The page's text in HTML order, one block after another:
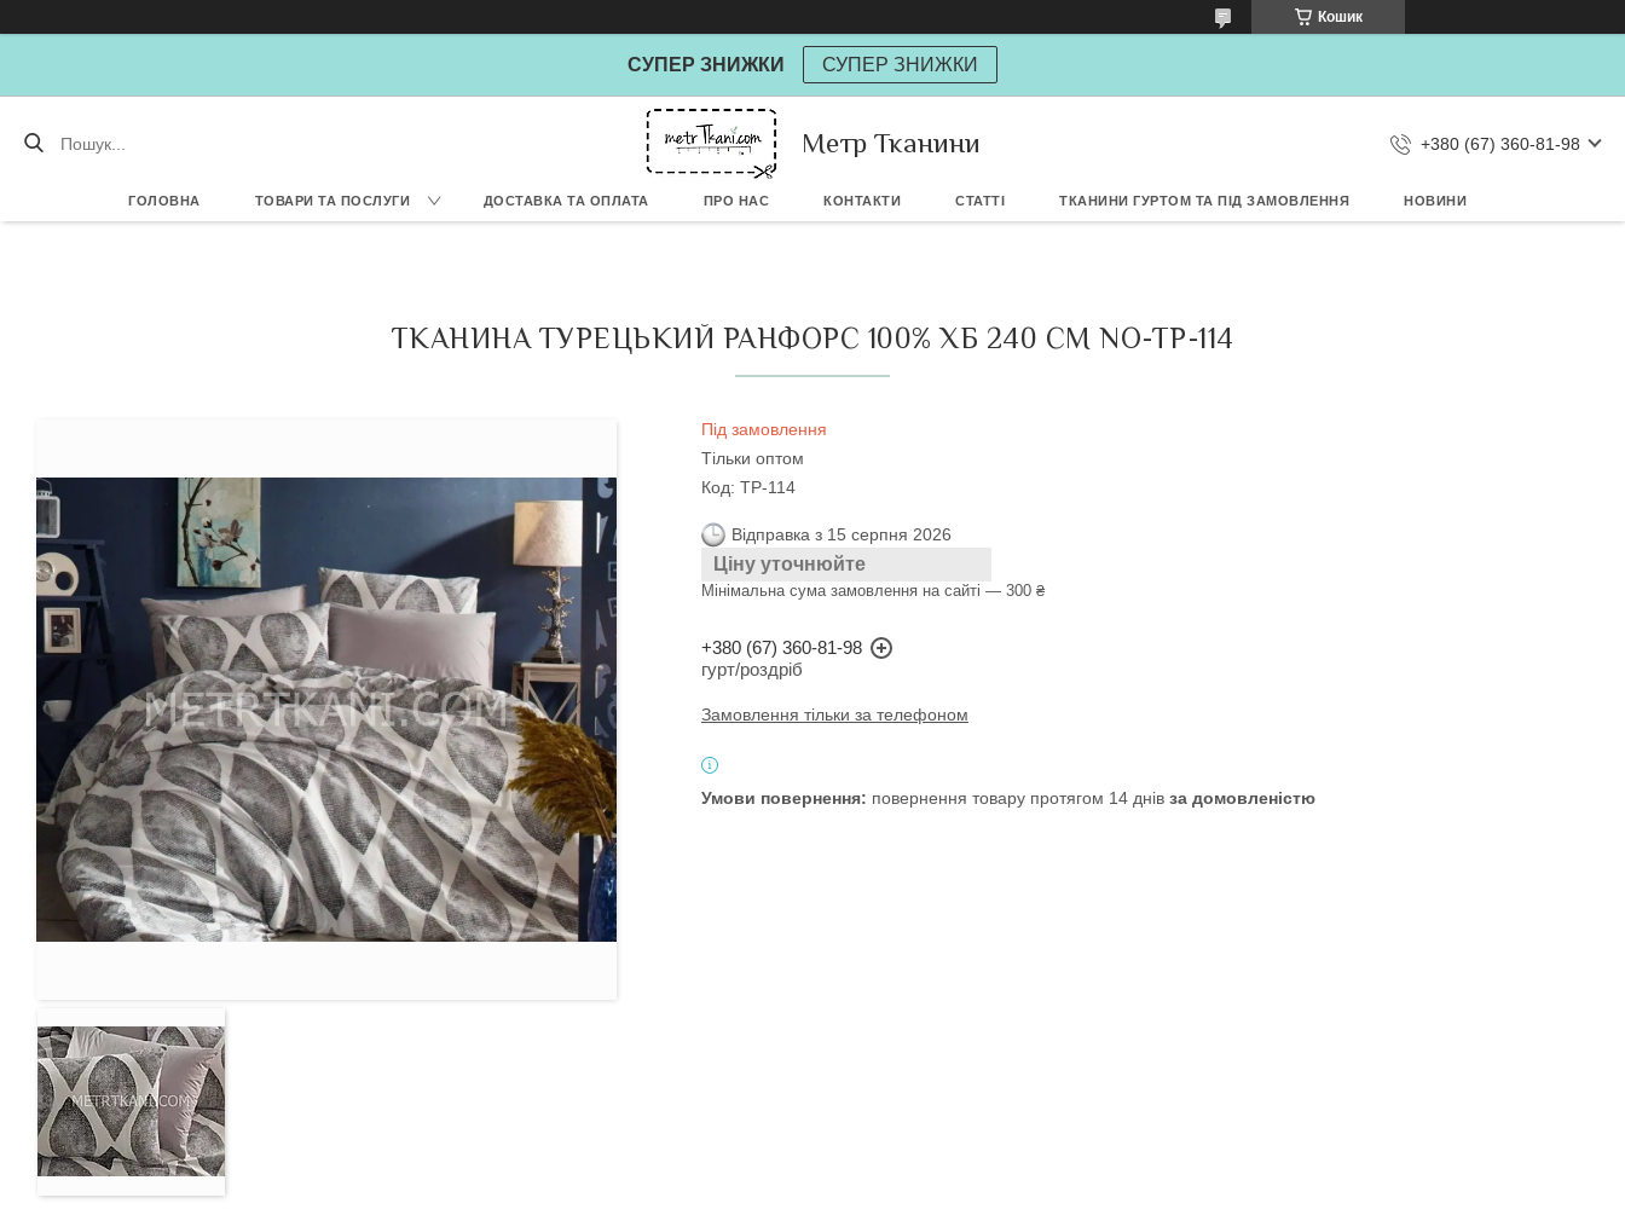
Дозвольте сайту metrtkani.com
Дозволити
×
Кошик
СУПЕР ЗНИЖКИ СУПЕР ЗНИЖКИ
Метр Тканини +380 (67) 360-81-98
ГОЛОВНА ТОВАРИ ТА ПОСЛУГИ ДОСТАВКА ТА ОПЛАТА ПРО НАС КОНТАКТИ СТАТТІ ТКАНИНИ ГУРТОМ ТА ПІД ЗАМОВЛЕННЯ НОВИНИ
ТКАНИНА ТУРЕЦЬКИЙ РАНФОРС 100% ХБ 240 СМ NO-TP-114
Під замовлення
Тільки оптом
Код: TP-114
Відправка з 15 серпня 2026
Ціну уточнюйте
Мінімальна сума замовлення на сайті — 300 ₴
+380 (67) 360-81-98
гурт/роздріб
Замовлення тільки за телефоном
повернення товару протягом 14 днів за домовленістю